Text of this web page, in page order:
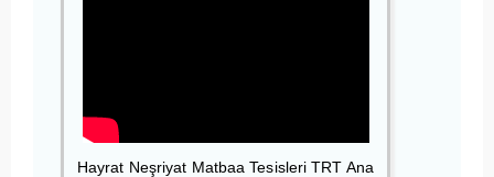
Hayrat Neşriyat Matbaa Tesisleri TRT Ana